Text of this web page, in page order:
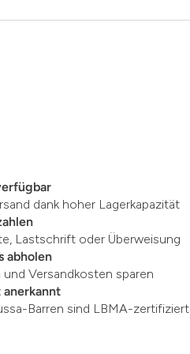
dank hoher Lagerkapazität
Lastschrift oder Überweisung
abholen
und Versandkosten sparen
Barren sind LBMA-zertifiziert